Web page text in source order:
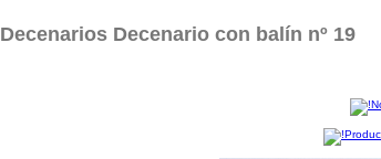
Decenarios Decenario con balín nº 19